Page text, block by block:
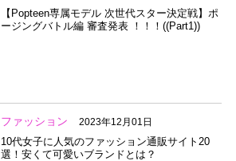
【Popteen専属モデル 次世代スター決定戦】ポ
ージングバトル編 審査発表 ！！！((Part1))
ファッション 2023年12月01日
10代女子に人気のファッション通販サイト20
選！安くて可愛いブランドとは？